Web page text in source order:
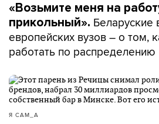
«Возьмите меня на
прикольный». Беларуские
европейских вузов – о том,
работать по распределению
Я САМ_А